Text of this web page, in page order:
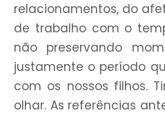
relacionamentos, do
de trabalho com o
não preservando
justamente o período
com os nossos filhos.
olhar. As referências